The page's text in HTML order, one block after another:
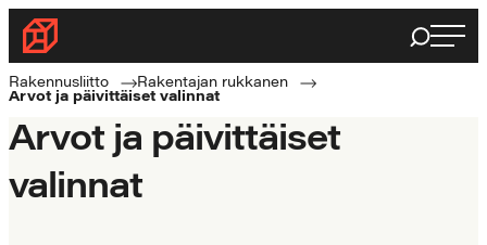
Siirry
suoraan
sisältöön
Rakennusliitto
Rakennusalan
ammattilaisten
puolella
Haku
Rakennusliitto
Rakentajan rukkanen
Arvot ja päivittäiset valinnat
Arvot ja päivittäiset
valinnat